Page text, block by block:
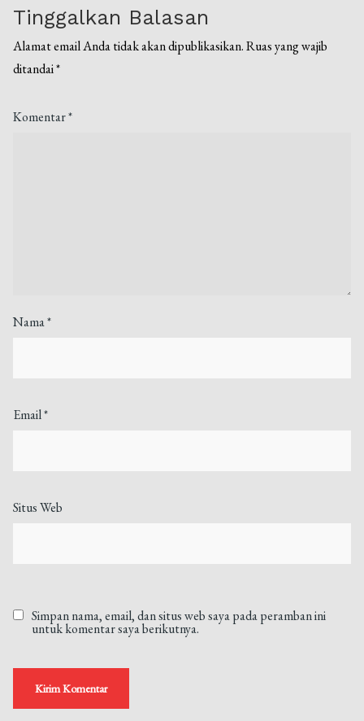
Tinggalkan Balasan
Alamat email Anda tidak akan dipublikasikan. Ruas yang wajib
ditandai*
Komentar*
Nama*
Email*
Situs Web
Simpan nama, email, dan situs web saya pada peramban ini
untuk komentar saya berikutnya.